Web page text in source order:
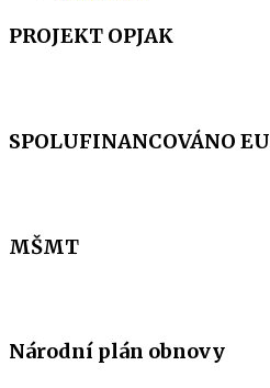
PROJEKT OPJAK
SPOLUFINANCOVÁNO EU
MŠMT
Národní plán obnovy